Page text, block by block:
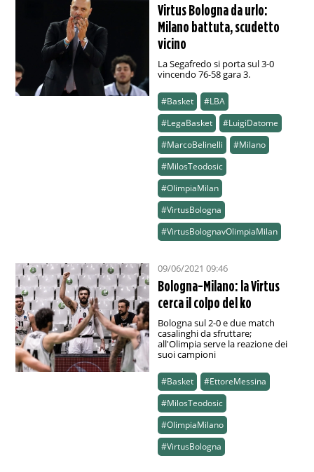
Virtus Bologna da urlo:
Milano battuta, scudetto
vicino
La Segafredo si porta sul 3-0
vincendo 76-58 gara 3.
#Basket
#LBA
#LegaBasket
#LuigiDatome
#MarcoBelinelli
#Milano
#MilosTeodosic
#OlimpiaMilan
#VirtusBologna
#VirtusBolognavOlimpiaMilan
09/06/2021 09:46
Bologna-Milano: la Virtus
cerca il colpo del ko
Bologna sul 2-0 e due match
casalinghi da sfruttare;
all'Olimpia serve la reazione dei
suoi campioni
#Basket
#EttoreMessina
#MilosTeodosic
#OlimpiaMilano
#VirtusBologna